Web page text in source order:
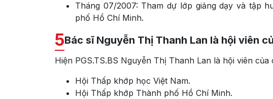
Tháng 07/2007: Tham dự lớp giảng dạy và tập
phố Hồ Chí Minh.
5Bác sĩ Nguyễn Thị Thanh Lan là hội viên
Hiện PGS.TS.BS Nguyễn Thị Thanh Lan là hội viên của
Hội Thấp khớp học Việt Nam.
Hội Thấp khớp Thành phố Hồ Chí Minh.